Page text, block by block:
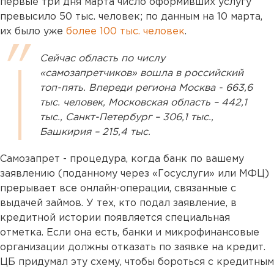
первые три дня марта число оформивших услугу
превысило 50 тыс. человек; по данным на 10 марта,
их было уже более 100 тыс. человек.
Сейчас область по числу
«самозапретчиков» вошла в российский
топ-пять. Впереди региона Москва - 663,6
тыс. человек, Московская область – 442,1
тыс., Санкт-Петербург – 306,1 тыс.,
Башкирия – 215,4 тыс.
Самозапрет - процедура, когда банк по вашему
заявлению (поданному через «Госуслуги» или МФЦ)
прерывает все онлайн-операции, связанные с
выдачей займов. У тех, кто подал заявление, в
кредитной истории появляется специальная
отметка. Если она есть, банки и микрофинансовые
организации должны отказать по заявке на кредит.
ЦБ придумал эту схему, чтобы бороться с кредитным